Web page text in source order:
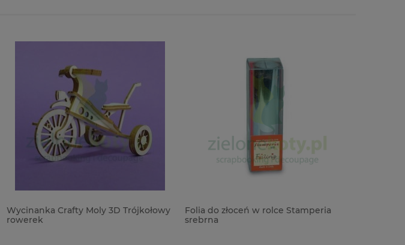
Wycinanka Crafty Moly 3D Trójkołowy
rowerek
Folia do złoceń w rolce Stamperia
srebrna